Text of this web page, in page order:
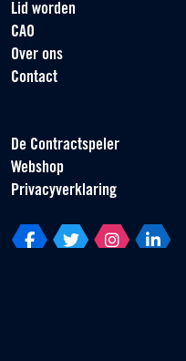
Lid worden
CAO
Over ons
Contact
De Contractspeler
Webshop
Privacyverklaring